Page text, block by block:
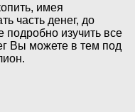
имея
часть денег, до
изучить все
Вы можете в тем под